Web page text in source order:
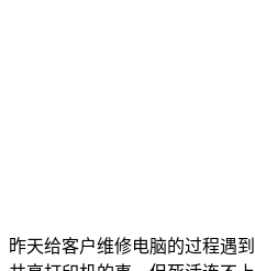
昨天给客户维修电脑的过程遇